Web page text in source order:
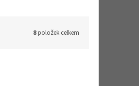
8položek celkem